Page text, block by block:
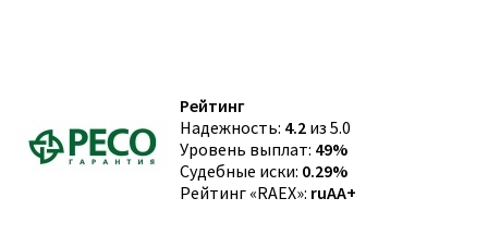
Рейтинг
Надежность: 4.2 из 5.0
Уровень выплат: 49%
Судебные иски: 0.29%
Рейтинг «RAEX»: ruAA+